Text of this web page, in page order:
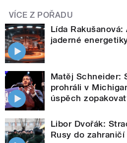
VÍCE Z POŘADU
Lída
jaderné
Matěj Schneider:
prohráli v
úspěch
Libor Dvořák:
Rusy do zahraničí